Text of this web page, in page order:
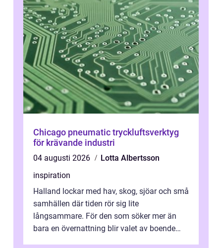
Chicago pneumatic tryckluftsverktyg
för krävande industri
04 augusti 2026
Lotta Albertsson
inspiration
Halland lockar med hav, skog, sjöar och små
samhällen där tiden rör sig lite
långsammare. För den som söker mer än
bara en övernattning blir valet av boende